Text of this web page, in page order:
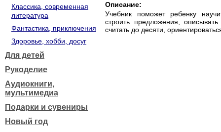
Классика, современная
литература
Фантастика, приключения
Здоровье, хобби, досуг
Для детей
Рукоделие
Аудиокниги,
мультимедиа
Подарки и сувениры
Новый год
Описание:
Учебник поможет ребенку
строить предложения,
считать до десяти,